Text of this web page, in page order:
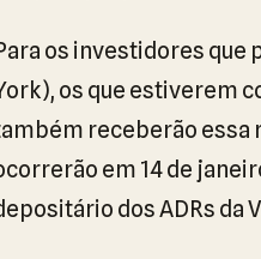
os investidores que
os que estiverem
receberão essa
em 14 de
dos ADRs da